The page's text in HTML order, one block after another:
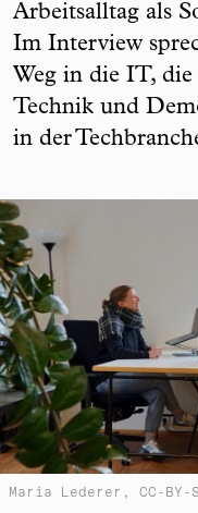
Arbeitsalltag als
Im Interview
Weg in die IT,
Technik und
in der
Maria Lederer, CC-BY-